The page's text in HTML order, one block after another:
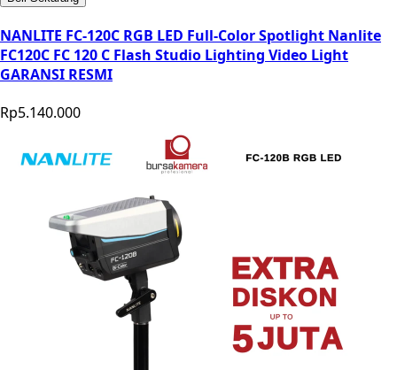
NANLITE FC-120C RGB LED Full-Color Spotlight Nanlite
FC120C FC 120 C Flash Studio Lighting Video Light
GARANSI RESMI
Rp5.140.000